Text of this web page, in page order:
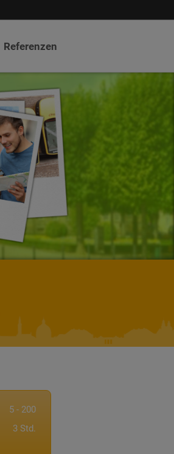
Referenzen
5 - 200
3 Std.